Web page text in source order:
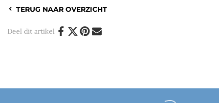
TERUG NAAR OVERZICHT
Deel dit artikel